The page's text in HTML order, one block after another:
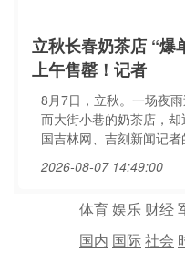
立秋长春奶茶店 “爆
上午售罄！记者
8月7日，立秋。一场夜
而大街小巷的奶茶店，
国吉林网、吉刻新闻记
2026-08-07 14:49:00
体育娱乐 财经
国内 国际社会